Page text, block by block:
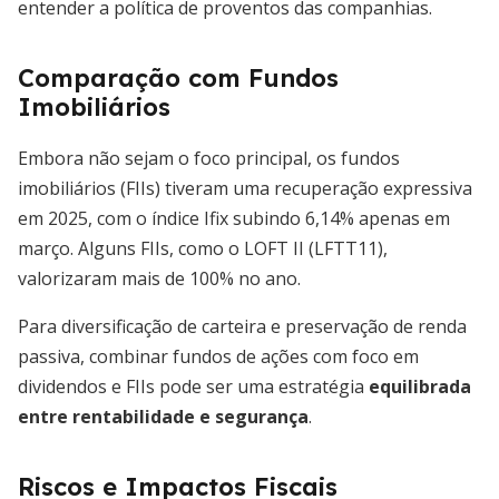
entender a política de proventos das companhias.
Comparação com Fundos
Imobiliários
Embora não sejam o foco principal, os fundos
imobiliários (FIIs) tiveram uma recuperação expressiva
em 2025, com o índice Ifix subindo 6,14% apenas em
março. Alguns FIIs, como o LOFT II (LFTT11),
valorizaram mais de 100% no ano.
Para diversificação de carteira e preservação de renda
passiva, combinar fundos de ações com foco em
dividendos e FIIs pode ser uma estratégia equilibrada
entre rentabilidade e segurança.
Riscos e Impactos Fiscais